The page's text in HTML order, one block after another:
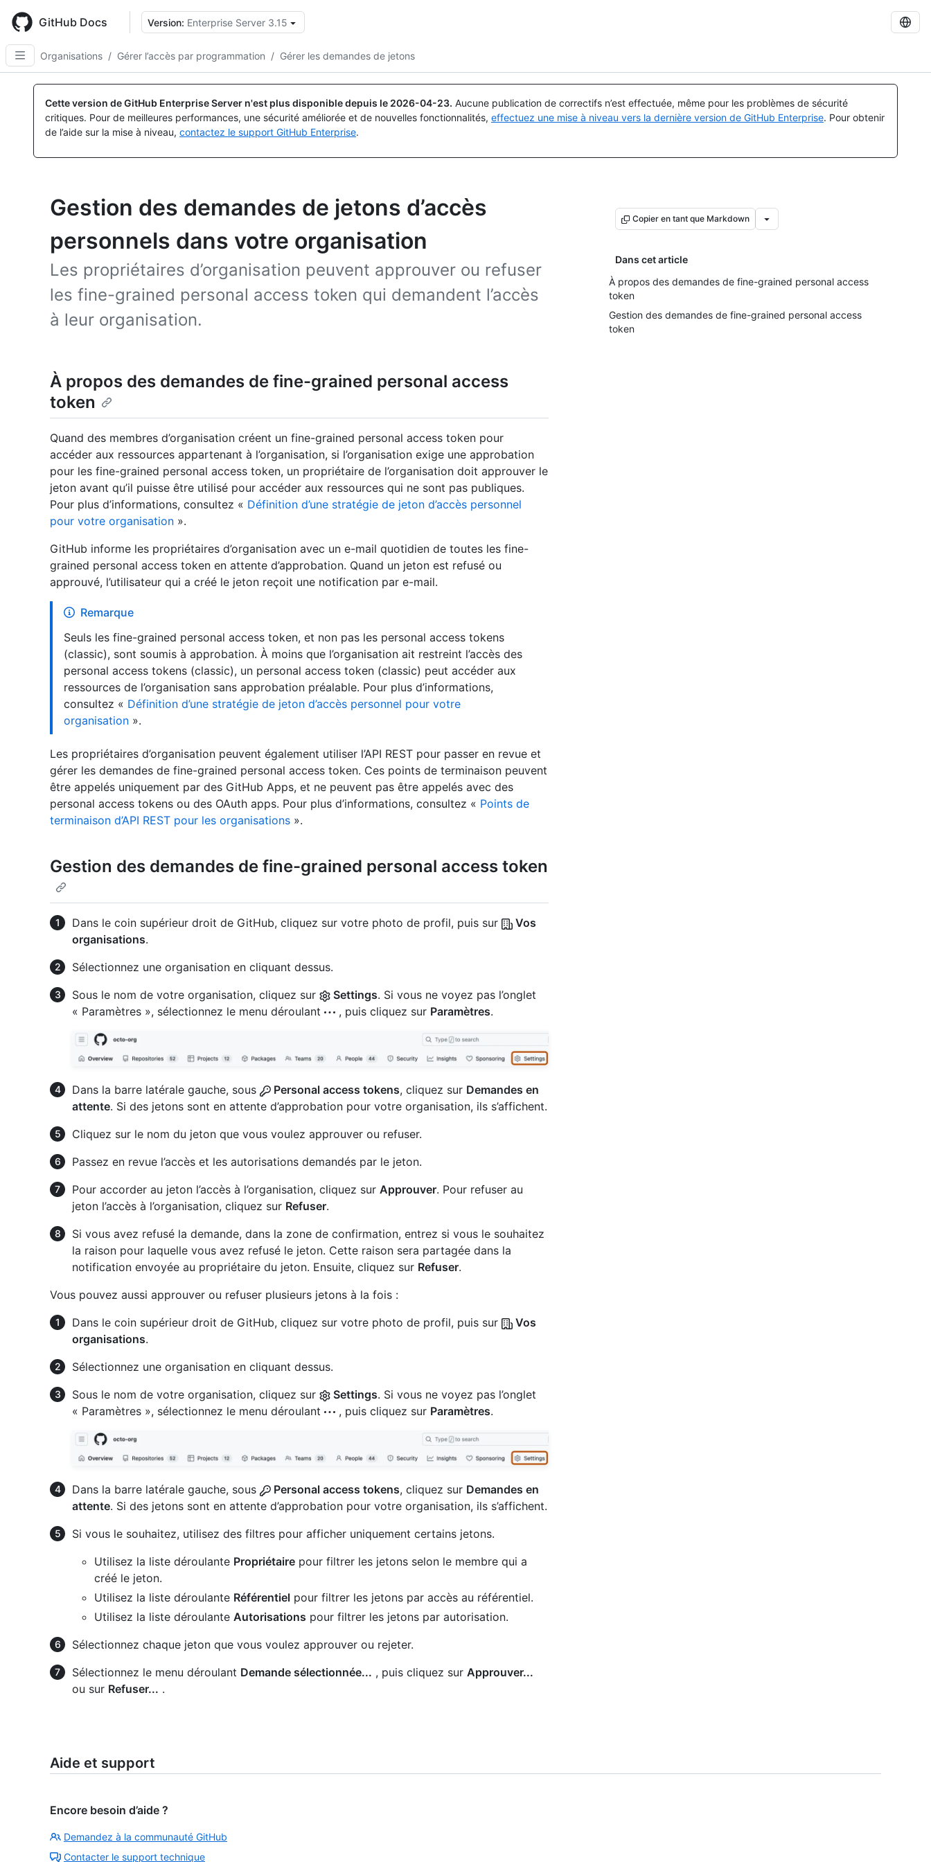
main
content
GitHub Docs Version: Enterprise Server 3.15
Organisations / Gérer l’accès par programmation / Gérer les demandes de jetons
Cette version de GitHub Enterprise Server n'est plus disponible depuis le 2026-04-23. Aucune publication de correctifs n’est effectuée, même pour les problèmes de sécurité
critiques. Pour de meilleures performances, une sécurité améliorée et de nouvelles fonctionnalités, effectuez une mise à niveau vers la dernière version de GitHub Enterprise. Pour obtenir
de l’aide sur la mise à niveau, contactez le support GitHub Enterprise.
Gestion des demandes de jetons d’accès
personnels dans votre organisation
Les propriétaires d’organisation peuvent approuver ou refuser
les fine-grained personal access token qui demandent l’accès
à leur organisation.
Copier en tant que Markdown
Dans cet article
À propos des demandes de fine-grained personal access
token
Gestion des demandes de fine-grained personal access
token
À propos des demandes de fine-grained personal access
token
Quand des membres d’organisation créent un fine-grained personal access token pour
accéder aux ressources appartenant à l’organisation, si l’organisation exige une approbation
pour les fine-grained personal access token, un propriétaire de l’organisation doit approuver le
jeton avant qu’il puisse être utilisé pour accéder aux ressources qui ne sont pas publiques.
Pour plus d’informations, consultez « Définition d’une stratégie de jeton d’accès personnel
pour votre organisation ».
GitHub informe les propriétaires d’organisation avec un e-mail quotidien de toutes les fine-
grained personal access token en attente d’approbation. Quand un jeton est refusé ou
approuvé, l’utilisateur qui a créé le jeton reçoit une notification par e-mail.
Remarque
Seuls les fine-grained personal access token, et non pas les personal access tokens
(classic), sont soumis à approbation. À moins que l’organisation ait restreint l’accès des
personal access tokens (classic), un personal access token (classic) peut accéder aux
ressources de l’organisation sans approbation préalable. Pour plus d’informations,
consultez « Définition d’une stratégie de jeton d’accès personnel pour votre
organisation ».
Les propriétaires d’organisation peuvent également utiliser l’API REST pour passer en revue et
gérer les demandes de fine-grained personal access token. Ces points de terminaison peuvent
être appelés uniquement par des GitHub Apps, et ne peuvent pas être appelés avec des
personal access tokens ou des OAuth apps. Pour plus d’informations, consultez « Points de
terminaison d’API REST pour les organisations ».
Gestion des demandes de fine-grained personal access token
Dans le coin supérieur droit de GitHub, cliquez sur votre photo de profil, puis sur
Vos
organisations.
Sélectionnez une organisation en cliquant dessus.
Sous le nom de votre organisation, cliquez sur
Settings. Si vous ne voyez pas l’onglet
« Paramètres », sélectionnez le menu déroulant
, puis cliquez sur Paramètres.
Dans la barre latérale gauche, sous Personal access tokens, cliquez sur Demandes en
attente. Si des jetons sont en attente d’approbation pour votre organisation, ils s’affichent.
Cliquez sur le nom du jeton que vous voulez approuver ou refuser.
Passez en revue l’accès et les autorisations demandés par le jeton.
Pour accorder au jeton l’accès à l’organisation, cliquez sur Approuver. Pour refuser au
jeton l’accès à l’organisation, cliquez sur Refuser.
Si vous avez refusé la demande, dans la zone de confirmation, entrez si vous le souhaitez
la raison pour laquelle vous avez refusé le jeton. Cette raison sera partagée dans la
notification envoyée au propriétaire du jeton. Ensuite, cliquez sur Refuser.
Vous pouvez aussi approuver ou refuser plusieurs jetons à la fois :
Dans le coin supérieur droit de GitHub, cliquez sur votre photo de profil, puis sur
Vos
organisations.
Sélectionnez une organisation en cliquant dessus.
Sous le nom de votre organisation, cliquez sur
Settings. Si vous ne voyez pas l’onglet
« Paramètres », sélectionnez le menu déroulant
, puis cliquez sur Paramètres.
Dans la barre latérale gauche, sous Personal access tokens, cliquez sur Demandes en
attente. Si des jetons sont en attente d’approbation pour votre organisation, ils s’affichent.
Si vous le souhaitez, utilisez des filtres pour afficher uniquement certains jetons.
Utilisez la liste déroulante Propriétaire pour filtrer les jetons selon le membre qui a
créé le jeton.
Utilisez la liste déroulante Référentiel pour filtrer les jetons par accès au référentiel.
Utilisez la liste déroulante Autorisations pour filtrer les jetons par autorisation.
Sélectionnez chaque jeton que vous voulez approuver ou rejeter.
Sélectionnez le menu déroulant Demande sélectionnée... , puis cliquez sur Approuver...
ou sur Refuser... .
Aide et support
Encore besoin d’aide ?
Demandez à la communauté GitHub
Contacter le support technique